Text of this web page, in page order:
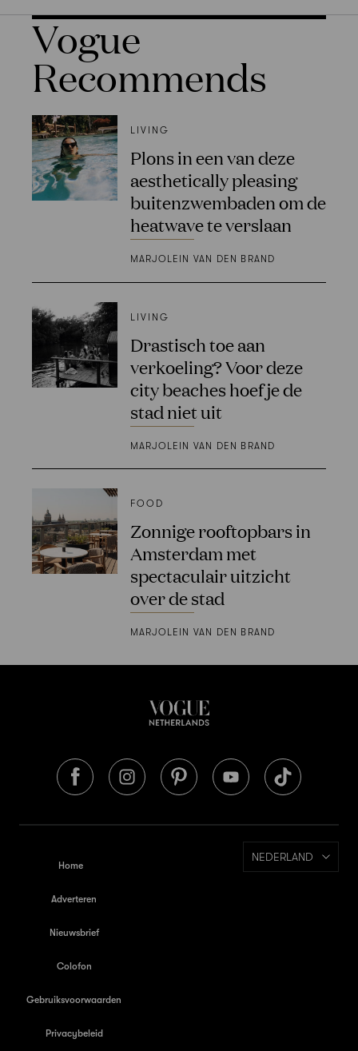
Vogue
Recommends
LIVING
Plons in een van deze
aesthetically pleasing
buitenzwembaden om de
heatwave te verslaan
MARJOLEIN VAN DEN BRAND
LIVING
Drastisch toe aan
verkoeling? Voor deze
city beaches hoef je de
stad niet uit
MARJOLEIN VAN DEN BRAND
FOOD
Zonnige rooftopbars in
Amsterdam met
spectaculair uitzicht
over de stad
MARJOLEIN VAN DEN BRAND
Home
Adverteren
Nieuwsbrief
Colofon
Gebruiksvoorwaarden
Privacybeleid
NEDERLAND